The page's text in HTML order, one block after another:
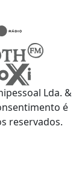
Lda. &
é
reservados.